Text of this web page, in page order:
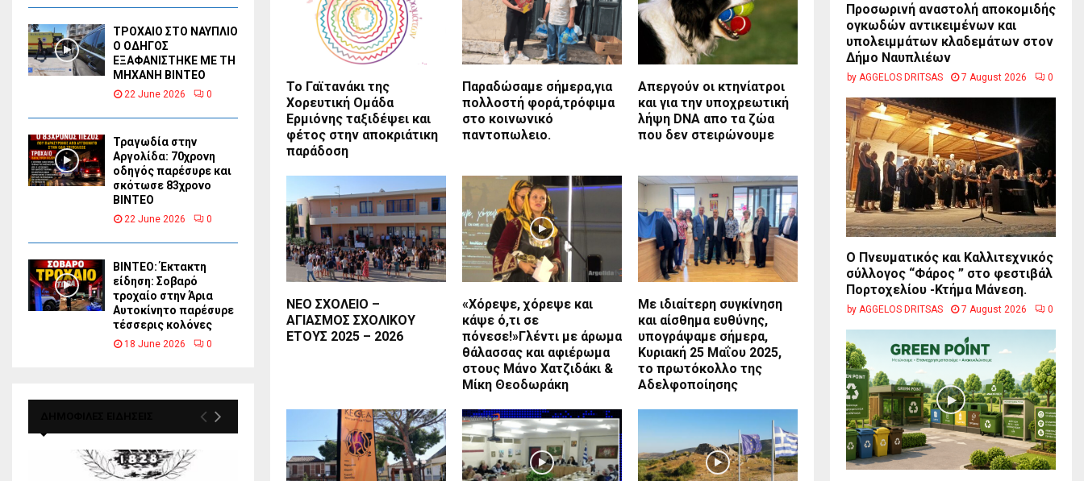
Το Γαϊτανάκι της
Χορευτική Ομάδα
Ερμιόνης ταξιδέψει και
φέτος στην αποκριάτικη
παράδοση
Παραδώσαμε σήμερα,για
πολλοστή φορά,τρόφιμα
στο κοινωνικό
παντοπωλειο.
Απεργούν οι κτηνίατροι
και για την υποχρεωτική
λήψη DNA απο τα ζώα
που δεν στειρώνουμε
ΝΕΟ ΣΧΟΛΕΙΟ –
ΑΓΙΑΣΜΟΣ ΣΧΟΛΙΚΟΥ
ΕΤΟΥΣ 2025 – 2026
«Χόρεψε, χόρεψε και
κάψε ό,τι σε
πόνεσε!»Γλέντι με άρωμα
θάλασσας και αφιέρωμα
στους Μάνο Χατζιδάκι &
Μίκη Θεοδωράκη
Με ιδιαίτερη συγκίνηση
και αίσθημα ευθύνης,
υπογράψαμε σήμερα,
Κυριακή 25 Μαΐου 2025,
το πρωτόκολλο της
Αδελφοποίησης
ΤΡΟΧΑΙΟ ΣΤΟ ΝΑΥΠΛΙΟ
Ο ΟΔΗΓΟΣ
ΕΞΑΦΑΝΙΣΤΗΚΕ ΜΕ ΤΗ
ΜΗΧΑΝΗ ΒΙΝΤΕΟ
22 June 2026 0
Τραγωδία στην
Αργολίδα: 70χρονη
οδηγός παρέσυρε και
σκότωσε 83χρονο
ΒΙΝΤΕΟ
22 June 2026 0
ΒΙΝΤΕΟ: Έκτακτη
είδηση: Σοβαρό
τροχαίο στην Άρια
Αυτοκίνητο παρέσυρε
τέσσερις κολόνες
18 June 2026 0
Προσωρινή αναστολή αποκομιδής
ογκωδών αντικειμένων και
υπολειμμάτων κλαδεμάτων στον
Δήμο Ναυπλιέων
by AGGELOS DRITSAS 7 August 2026 0
Ο Πνευματικός και Καλλιτεχνικός
σύλλογος “Φάρος ” στο φεστιβάλ
Πορτοχελίου -Κτήμα Μάνεση.
by AGGELOS DRITSAS 7 August 2026 0